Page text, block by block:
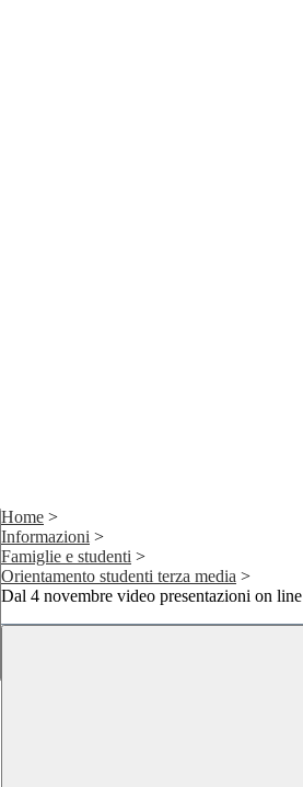
Home >
Informazioni >
Famiglie e studenti >
Orientamento studenti terza media >
Dal 4 novembre video presentazioni on line